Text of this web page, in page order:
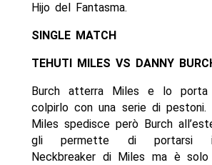
Hijo del Fantasma.
SINGLE MATCH
TEHUTI MILES VS DANNY
Burch atterra Miles e lo porta
colpirlo con una serie di pestoni.
Miles spedisce però Burch
gli permette di portarsi
Neckbreaker di Miles ma è